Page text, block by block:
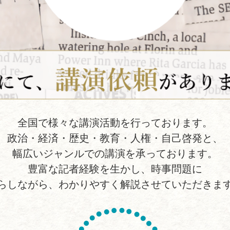
全国で様々な講演活動を行っております。
政治・経済・歴史・教育・人権・自己啓発と、
幅広いジャンルでの講演を承っております。
豊富な記者経験を生かし、時事問題に
しながら、わかりやすく解説させていただきま